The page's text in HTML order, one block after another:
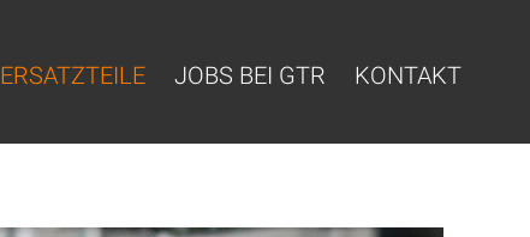
ERSATZTEILE JOBS BEI GTR KONTAKT